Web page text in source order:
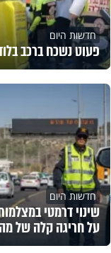
חדשות היום
פעוט נשכח ברכב
חדשות היום
שינוי דרמטי
על חריגה קלה של